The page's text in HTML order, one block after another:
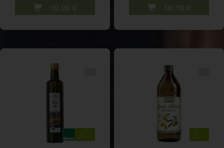
10,99 € 16,19 €